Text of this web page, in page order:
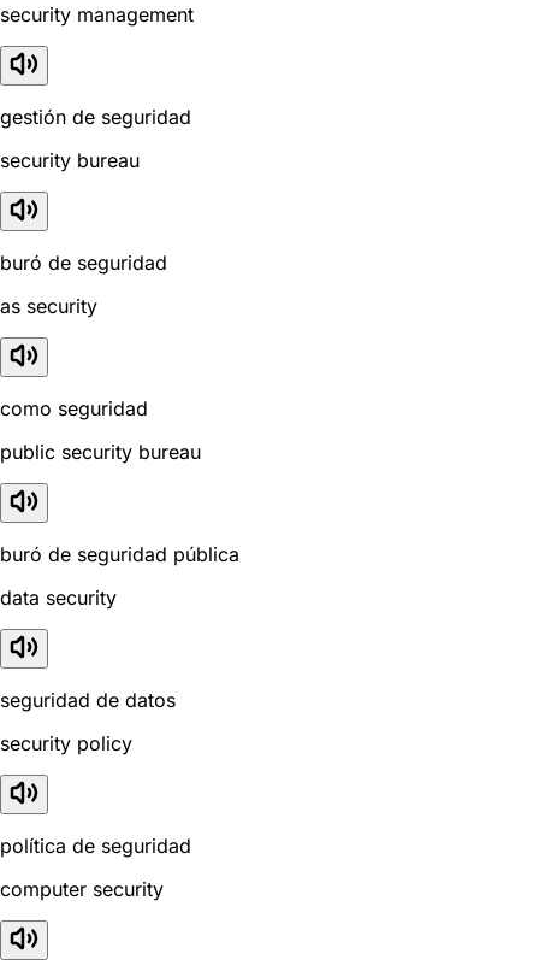
security management
gestión de seguridad
security bureau
buró de seguridad
as security
como seguridad
public security bureau
buró de seguridad pública
data security
seguridad de datos
security policy
política de seguridad
computer security